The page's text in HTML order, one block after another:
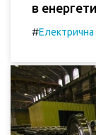
в
#Електрична